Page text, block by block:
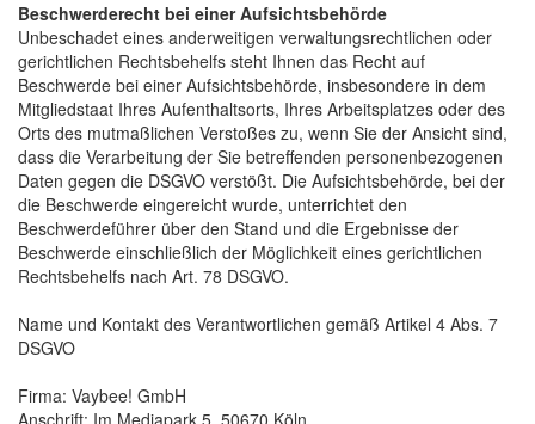
Beschwerderecht bei einer Aufsichtsbehörde
Unbeschadet eines anderweitigen verwaltungsrechtlichen oder
gerichtlichen Rechtsbehelfs steht Ihnen das Recht auf
Beschwerde bei einer Aufsichtsbehörde, insbesondere in dem
Mitgliedstaat Ihres Aufenthaltsorts, Ihres Arbeitsplatzes oder des
Orts des mutmaßlichen Verstoßes zu, wenn Sie der Ansicht sind,
dass die Verarbeitung der Sie betreffenden personenbezogenen
Daten gegen die DSGVO verstößt. Die Aufsichtsbehörde, bei der
die Beschwerde eingereicht wurde, unterrichtet den
Beschwerdeführer über den Stand und die Ergebnisse der
Beschwerde einschließlich der Möglichkeit eines gerichtlichen
Rechtsbehelfs nach Art. 78 DSGVO.
Name und Kontakt des Verantwortlichen gemäß Artikel 4 Abs. 7
DSGVO
Firma: Vaybee! GmbH
Anschrift: Im Mediapark 5, 50670 Köln